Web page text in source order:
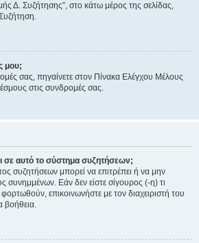
Δ. Συζήτησης”, στο κάτω μέρος της σελίδας,
μου;
σας, πηγαίνετε στον Πίνακα Ελέγχου Μέλους
στις συνδρομές σας.
σε αυτό το σύστημα συζητήσεων;
συζητήσεων μπορεί να επιτρέπει ή να μην
συνημμένων. Εάν δεν είστε σίγουρος (-η) τι
επικοινωνήστε με τον διαχειριστή του
βοήθεια.